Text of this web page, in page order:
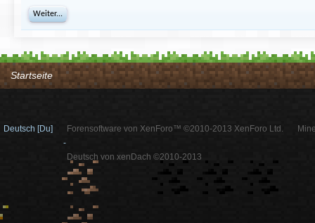
Weiter...
Startseite
Deutsch [Du]
Forensoftware von XenForo™ ©2010-2013 XenForo Ltd.
-
Deutsch von xenDach ©2010-2013